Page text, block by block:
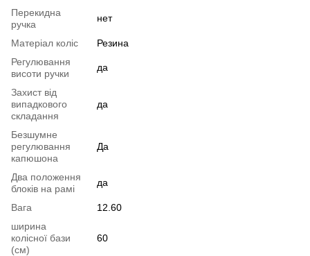
Перекидна
ручка
нет
Матеріал коліс
Резина
Регулювання
висоти ручки
да
Захист від
випадкового
складання
да
Безшумне
регулювання
капюшона
Да
Два положення
блоків на рамі
да
Вага
12.60
ширина
колісної бази
(см)
60